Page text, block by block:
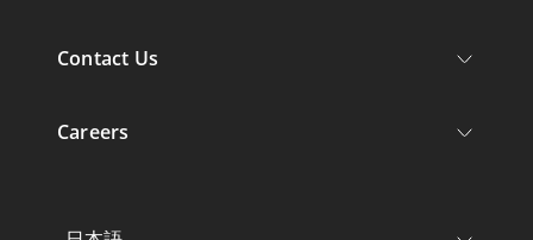
Contact Us
Careers